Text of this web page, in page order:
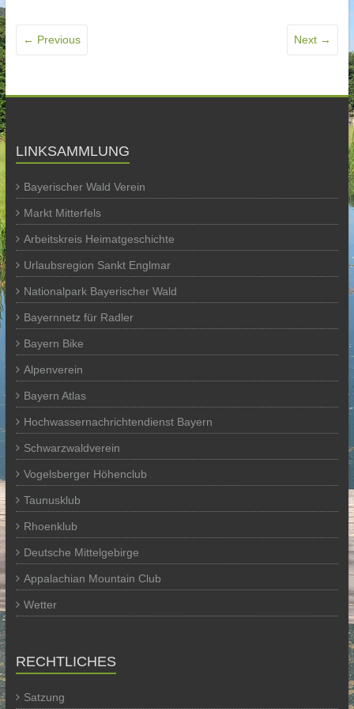
← Previous Next →
LINKSAMMLUNG
Bayerischer Wald Verein
Markt Mitterfels
Arbeitskreis Heimatgeschichte
Urlaubsregion Sankt Englmar
Nationalpark Bayerischer Wald
Bayernnetz für Radler
Bayern Bike
Alpenverein
Bayern Atlas
Hochwassernachrichtendienst Bayern
Schwarzwaldverein
Vogelsberger Höhenclub
Taunusklub
Rhoenklub
Deutsche Mittelgebirge
Appalachian Mountain Club
Wetter
RECHTLICHES
Satzung